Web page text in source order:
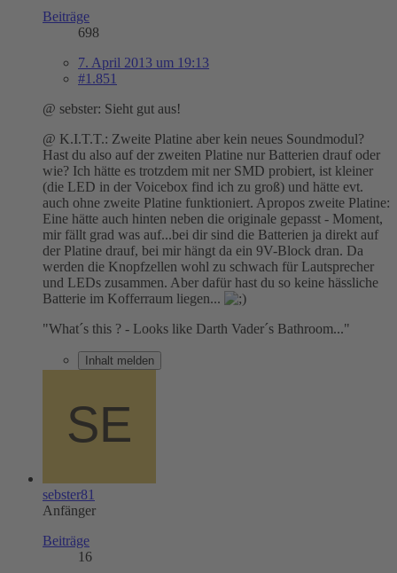
Beiträge
698
7. April 2013 um 19:13
#1.851
@ sebster: Sieht gut aus!
@ K.I.T.T.: Zweite Platine aber kein neues Soundmodul?
Hast du also auf der zweiten Platine nur Batterien drauf oder
wie? Ich hätte es trotzdem mit ner SMD probiert, ist kleiner
(die LED in der Voicebox find ich zu groß) und hätte evt.
auch ohne zweite Platine funktioniert. Apropos zweite Platine:
Eine hätte auch hinten neben die originale gepasst - Moment,
mir fällt grad was auf...bei dir sind die Batterien ja direkt auf
der Platine drauf, bei mir hängt da ein 9V-Block dran. Da
werden die Knopfzellen wohl zu schwach für Lautsprecher
und LEDs zusammen. Aber dafür hast du so keine hässliche
Batterie im Kofferraum liegen...
"What´s this ? - Looks like Darth Vader´s Bathroom..."
Inhalt melden
sebster81
Anfänger
Beiträge
16